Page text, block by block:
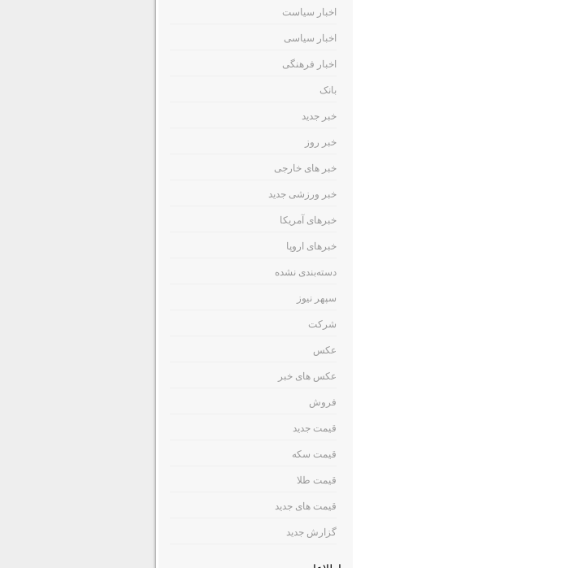
اخبار سیاست
اخبار سیاسی
اخبار فرهنگی
بانک
خبر جدید
خبر روز
خبر های خارجی
خبر ورزشی جدید
خبرهای آمریکا
خبرهای اروپا
دسته‌بندی نشده
سپهر نیوز
شرکت
عکس
عکس های خبر
فروش
قیمت جدید
قیمت سکه
قیمت طلا
قیمت های جدید
گزارش جدید